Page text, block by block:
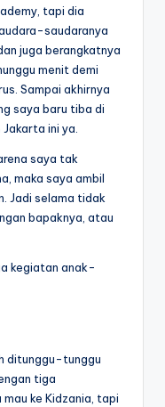
tapi dia
saudaranya
juga berangkatnya
menit demi
Sampai akhirnya
saya baru tiba di
ini ya.
saya tak
maka saya ambil
Jadi selama tidak
bapaknya, atau
kegiatan anak-
ditunggu-tunggu
tiga
ke Kidzania, tapi